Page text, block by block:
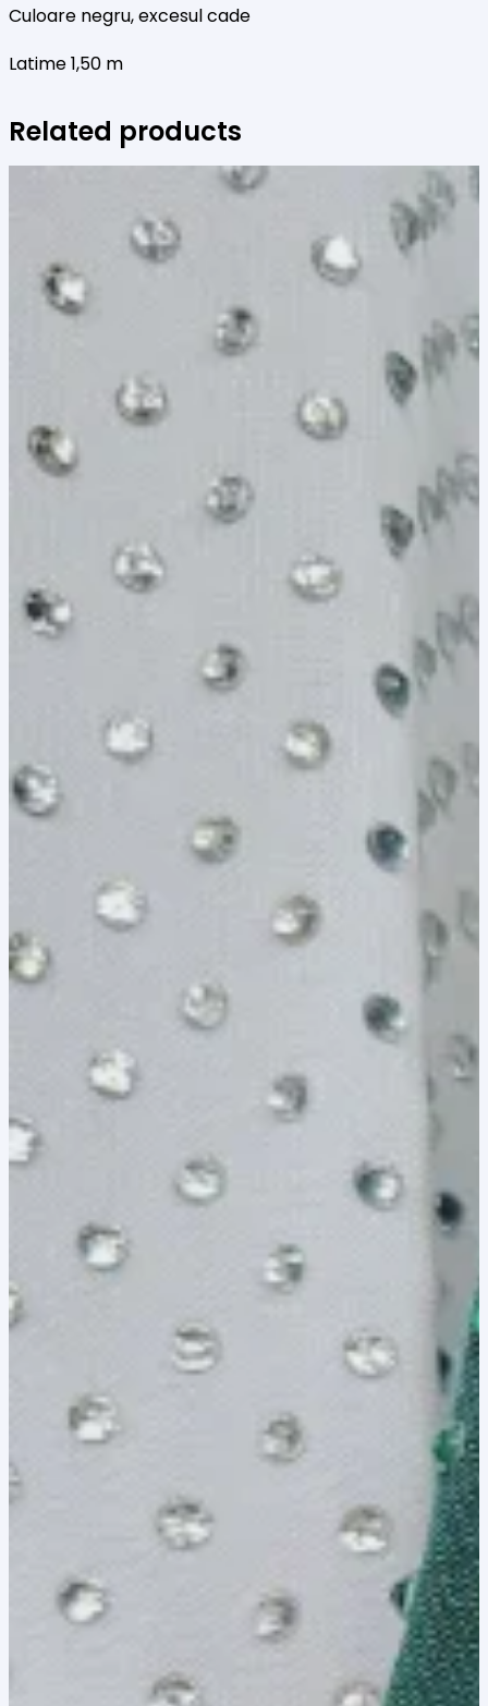
Culoare negru, excesul cade
Latime 1,50 m
Related products